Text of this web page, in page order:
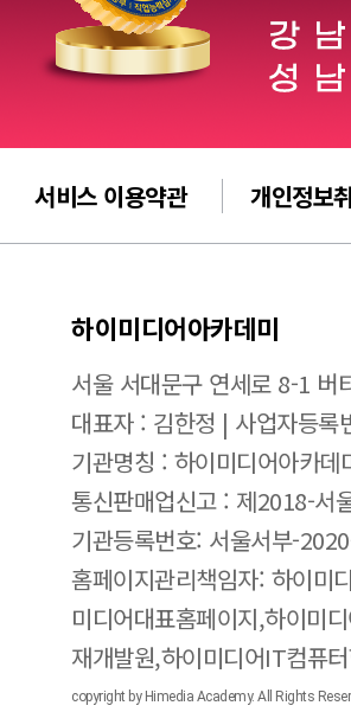
서비스 이용약관 개인정보
하이미디어아카데미
서울 서대문구 연세로 8-1 버
대표자 : 김한정 | 사업자등
기관명칭 : 하이미디어아카데
통신판매업신고 : 제2018-서
기관등록번호: 서울서부-
홈페이지관리책임자: 하이미
미디어대표홈페이지,하이미
재개발원,하이미디어IT컴퓨
copyright by Himedia Academy. All Rights